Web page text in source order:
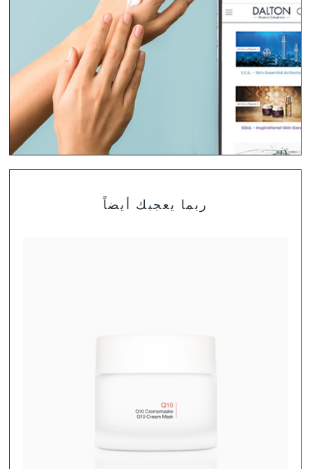
تشكيلة منتجات DALTON
لست متأكد بعد أي المنتجات هي الأنسب لبشرتك؟ ابحث عن
ربما يعجبك أيضاً